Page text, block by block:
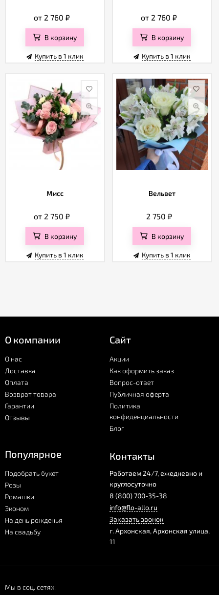
от 2 760₽
В корзину
Купить в 1 клик
от 2 760₽
В корзину
Купить в 1 клик
Мисс
от 2 750₽
В корзину
Купить в 1 клик
Вельвет
2 750 ₽
В корзину
Купить в 1 клик
О компании
О нас
Доставка
Оплата
Возврат товара
Гарантии
Отзывы
Сайт
Акции
Как оформить заказ
Вопрос-ответ
Публичная оферта
Политика
конфиденциальности
Блог
Популярное
Подобрать букет
Розы
Ромашки
Эконом
На день рожденья
На свадьбу
Контакты
Работаем 24/7, ежедневно и
круглосуточно
8 (800) 700-35-38
info@flo-allo.ru
Заказать звонок
г.Архонская,Архонская улица,
11
Мы в соц. сетях